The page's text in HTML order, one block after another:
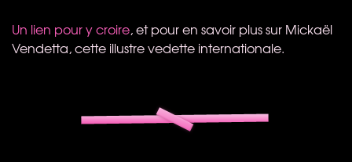
Un lien pour y croire, et pour en savoir plus sur Mickaël
Vendetta, cette illustre vedette internationale.